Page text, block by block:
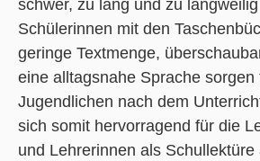
schwer, zu lang und zu
Schülerinnen mit den
geringe Textmenge,
eine alltagsnahe Sprache
Jugendlichen nach dem
sich somit hervorragend für die
und Lehrerinnen als